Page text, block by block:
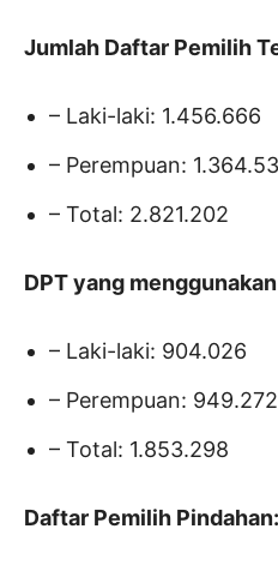
Jumlah Daftar Pemilih
– Laki-laki: 1.456.666
– Perempuan:
– Total: 2.821.202
DPT yang
– Laki-laki: 904.026
– Perempuan: 949.272
– Total: 1.853.298
Daftar Pemilih Pindahan: